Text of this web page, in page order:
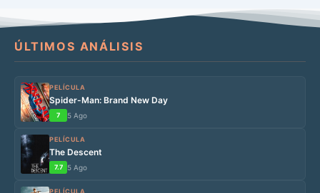
ÚLTIMOS ANÁLISIS
PELÍCULA
Spider-Man: Brand New Day
7 5 Ago
PELÍCULA
The Descent
7.7 5 Ago
PELÍCULA